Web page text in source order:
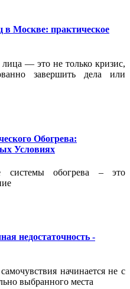
в Москве: практическое
— это не только кризис,
завершить дела или
Обогрева:
Условиях
системы обогрева – это
недостаточность -
начинается не с
выбранного места